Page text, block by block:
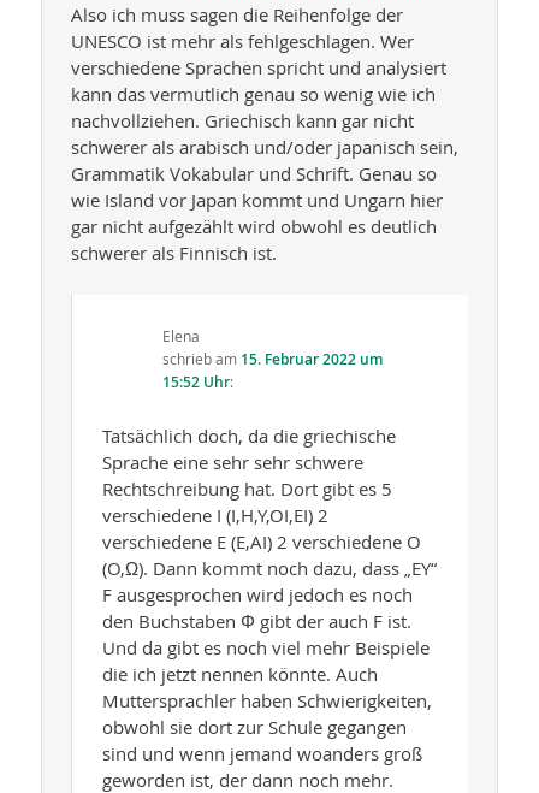
Also ich muss sagen die Reihenfolge der
UNESCO ist mehr als fehlgeschlagen. Wer
verschiedene Sprachen spricht und analysiert
kann das vermutlich genau so wenig wie ich
nachvollziehen. Griechisch kann gar nicht
schwerer als arabisch und/oder japanisch sein,
Grammatik Vokabular und Schrift. Genau so
wie Island vor Japan kommt und Ungarn hier
gar nicht aufgezählt wird obwohl es deutlich
schwerer als Finnisch ist.
Elena
schriebam 15. Februar 2022 um
15:52 Uhr:
Tatsächlich doch, da die griechische
Sprache eine sehr sehr schwere
Rechtschreibung hat. Dort gibt es 5
verschiedene I (I,H,Y,OI,EI) 2
verschiedene E (E,AI) 2 verschiedene O
(O,Ω). Dann kommt noch dazu, dass „EY“
F ausgesprochen wird jedoch es noch
den Buchstaben Φ gibt der auch F ist.
Und da gibt es noch viel mehr Beispiele
die ich jetzt nennen könnte. Auch
Muttersprachler haben Schwierigkeiten,
obwohl sie dort zur Schule gegangen
sind und wenn jemand woanders groß
geworden ist, der dann noch mehr.